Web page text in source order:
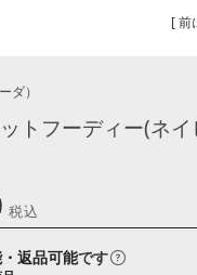
[ 前
ダ）
トフーディー(ネイ
税込
返品可能です